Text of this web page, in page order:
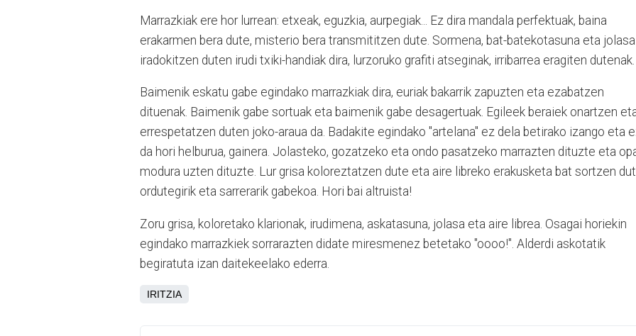
Marrazkiak ere hor lurrean: etxeak, eguzkia, aurpegiak... Ez dira mandala perfektuak, baina
erakarmen bera dute, misterio bera transmititzen dute. Sormena, bat-batekotasuna eta jolasa
iradokitzen duten irudi txiki-handiak dira, lurzoruko grafiti atseginak, irribarrea eragiten dutenak.
Baimenik eskatu gabe egindako marrazkiak dira, euriak bakarrik zapuzten eta ezabatzen
dituenak. Baimenik gabe sortuak eta baimenik gabe desagertuak. Egileek beraiek onartzen
errespetatzen duten joko-araua da. Badakite egindako "artelana" ez dela betirako izango eta
da hori helburua, gainera. Jolasteko, gozatzeko eta ondo pasatzeko marrazten dituzte eta
modura uzten dituzte. Lur grisa koloreztatzen dute eta aire libreko erakusketa bat sortzen
ordutegirik eta sarrerarik gabekoa. Hori bai altruista!
Zoru grisa, koloretako klarionak, irudimena, askatasuna, jolasa eta aire librea. Osagai horiekin
egindako marrazkiek sorrarazten didate miresmenez betetako "oooo!". Alderdi askotatik
begiratuta izan daitekeelako ederra.
IRITZIA